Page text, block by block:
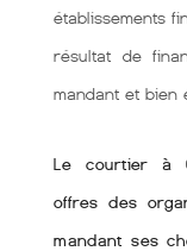
établissements
résultat de
mandant et bien
Le courtier à
offres des
mandant ses